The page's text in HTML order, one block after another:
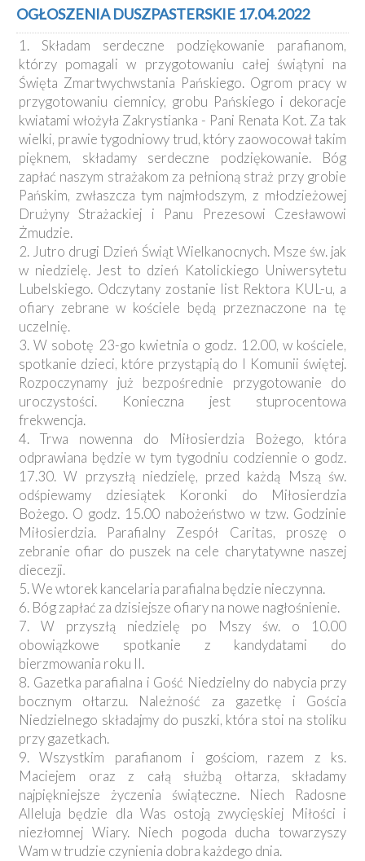
Kancelaria
Galeria
Dekanat
Nowy
Staw
Kapituła
Kolegiacka
Duszpasterze
strony
Ochrona
Małoletnich
OGŁOSZENIA DUSZPASTERSKIE 17.04.2022
1. Składam serdeczne podziękowanie parafianom,
którzy pomagali w przygotowaniu całej świątyni na
Święta Zmartwychwstania Pańskiego. Ogrom pracy w
przygotowaniu ciemnicy, grobu Pańskiego i dekoracje
kwiatami włożyła Zakrystianka - Pani Renata Kot. Za tak
wielki, prawie tygodniowy trud, który zaowocował takim
pięknem, składamy serdeczne podziękowanie. Bóg
zapłać naszym strażakom za pełnioną straż przy grobie
Pańskim, zwłaszcza tym najmłodszym, z młodzieżowej
Drużyny Strażackiej i Panu Prezesowi Czesławowi
Żmudzie.
2. Jutro drugi Dzień Świąt Wielkanocnych. Msze św. jak
w niedzielę. Jest to dzień Katolickiego Uniwersytetu
Lubelskiego. Odczytany zostanie list Rektora KUL-u, a
ofiary zebrane w kościele będą przeznaczone na tę
uczelnię.
3. W sobotę 23-go kwietnia o godz. 12.00, w kościele,
spotkanie dzieci, które przystąpią do I Komunii świętej.
Rozpoczynamy już bezpośrednie przygotowanie do
uroczystości. Konieczna jest stuprocentowa
frekwencja.
4. Trwa nowenna do Miłosierdzia Bożego, która
odprawiana będzie w tym tygodniu codziennie o godz.
17.30. W przyszłą niedzielę, przed każdą Mszą św.
odśpiewamy dziesiątek Koronki do Miłosierdzia
Bożego. O godz. 15.00 nabożeństwo w tzw. Godzinie
Miłosierdzia. Parafialny Zespół Caritas, proszę o
zebranie ofiar do puszek na cele charytatywne naszej
diecezji.
5. We wtorek kancelaria parafialna będzie nieczynna.
6. Bóg zapłać za dzisiejsze ofiary na nowe nagłośnienie.
7. W przyszłą niedzielę po Mszy św. o 10.00
obowiązkowe spotkanie z kandydatami do
bierzmowania roku II.
8. Gazetka parafialna i Gość Niedzielny do nabycia przy
bocznym ołtarzu. Należność za gazetkę i Gościa
Niedzielnego składajmy do puszki, która stoi na stoliku
przy gazetkach.
9. Wszystkim parafianom i gościom, razem z ks.
Maciejem oraz z całą służbą ołtarza, składamy
najpiękniejsze życzenia świąteczne. Niech Radosne
Alleluja będzie dla Was ostoją zwycięskiej Miłości i
niezłomnej Wiary. Niech pogoda ducha towarzyszy
Wam w trudzie czynienia dobra każdego dnia.